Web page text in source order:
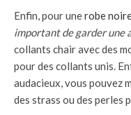
Enfin, pour unerobe
important de garder une
collants chair avec des
pour des collants unis.
audacieux, vous pouvez
des strass ou des perles